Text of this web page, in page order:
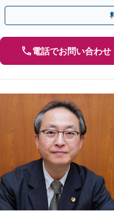
等級認定、過失割合などすべ
電話でお問い合わせ